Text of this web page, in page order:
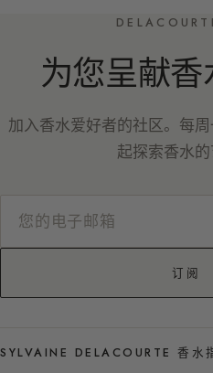
为您呈献
加入香水爱好者的社区。每
起探索香水的
订阅
SYLVAINE DELACOURTE 香水